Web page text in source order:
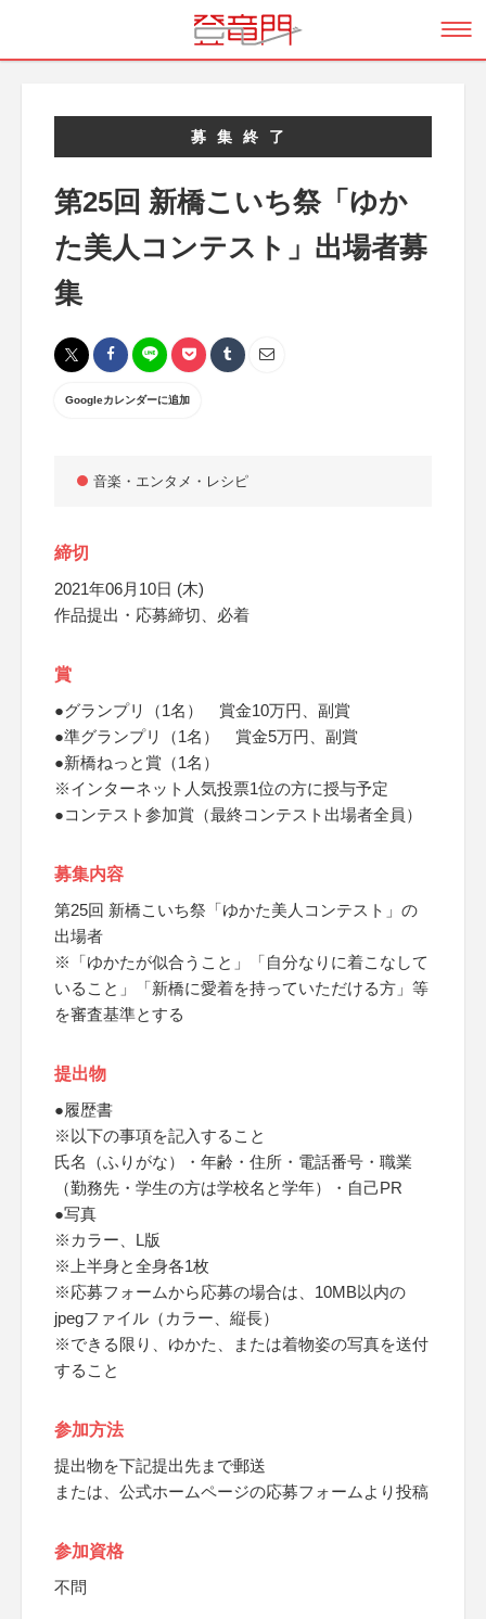
募集終了
第25回 新橋こいち祭「ゆか
た美人コンテスト」出場者募
集
Googleカレンダーに追加
音楽・エンタメ・レシピ
締切
2021年06月10日 (木)
作品提出・応募締切、必着
賞
●グランプリ（1名） 賞金10万円、副賞
●準グランプリ（1名） 賞金5万円、副賞
●新橋ねっと賞（1名）
※インターネット人気投票1位の方に授与予定
●コンテスト参加賞（最終コンテスト出場者全員）
募集内容
第25回 新橋こいち祭「ゆかた美人コンテスト」の
出場者
※「ゆかたが似合うこと」「自分なりに着こなして
いること」「新橋に愛着を持っていただける方」等
を審査基準とする
提出物
●履歴書
※以下の事項を記入すること
氏名（ふりがな）・年齢・住所・電話番号・職業
（勤務先・学生の方は学校名と学年）・自己PR
●写真
※カラー、L版
※上半身と全身各1枚
※応募フォームから応募の場合は、10MB以内の
jpegファイル（カラー、縦長）
※できる限り、ゆかた、または着物姿の写真を送付
すること
参加方法
提出物を下記提出先まで郵送
または、公式ホームページの応募フォームより投稿
参加資格
不問